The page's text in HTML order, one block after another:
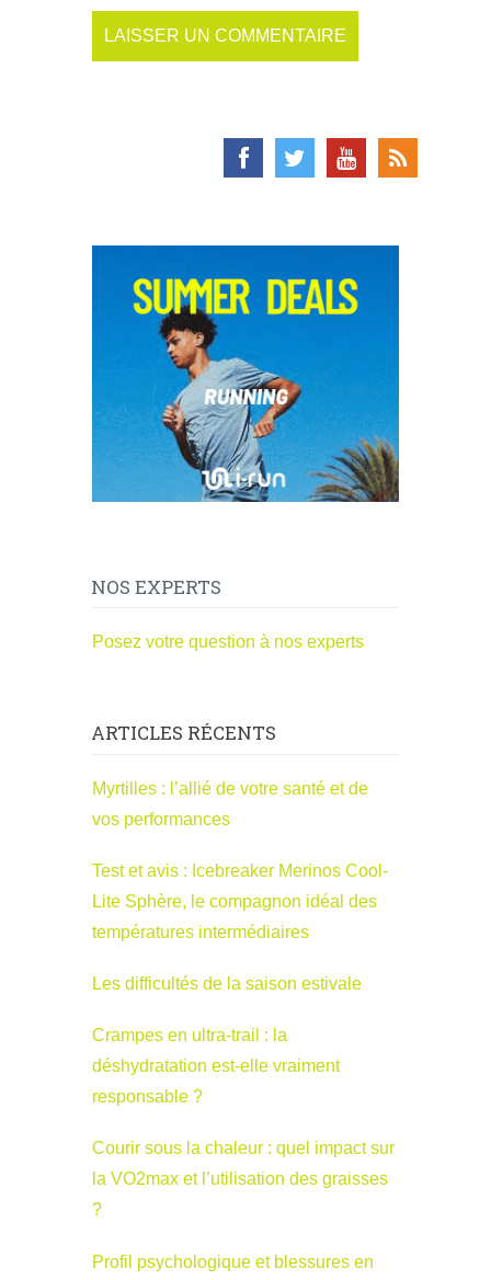
NOS EXPERTS
Posez votre question à nos experts
ARTICLES RÉCENTS
Myrtilles : l’allié de votre santé et de
vos performances
Test et avis : Icebreaker Merinos Cool-
Lite Sphère, le compagnon idéal des
températures intermédiaires
Les difficultés de la saison estivale
Crampes en ultra-trail : la
déshydratation est-elle vraiment
responsable ?
Courir sous la chaleur : quel impact sur
la VO2max et l’utilisation des graisses
?
Profil psychologique et blessures en